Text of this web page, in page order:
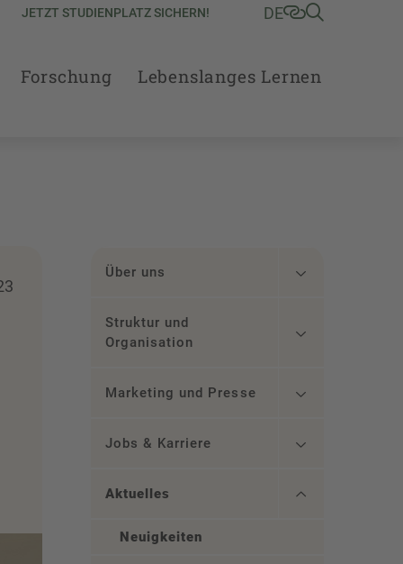
JETZT STUDIENPLATZ SICHERN! DE
Forschung Lebenslanges Lernen
Über uns
Struktur und
Organisation
Marketing und Presse
Jobs & Karriere
Aktuelles
Neuigkeiten